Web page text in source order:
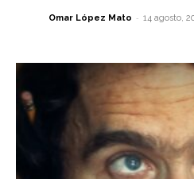
Omar López Mato - 14 agosto,